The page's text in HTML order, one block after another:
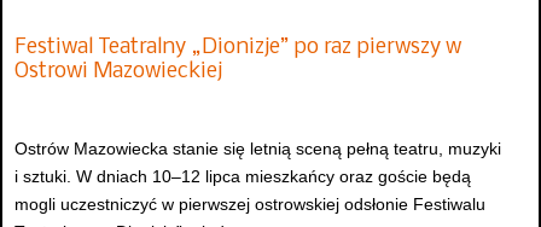
Festiwal Teatralny „Dionizje” po raz pierwszy w
Ostrowi Mazowieckiej
Ostrów Mazowiecka stanie się letnią sceną pełną teatru, muzyki
i sztuki. W dniach 10–12 lipca mieszkańcy oraz goście będą
mogli uczestniczyć w pierwszej ostrowskiej odsłonie Festiwalu